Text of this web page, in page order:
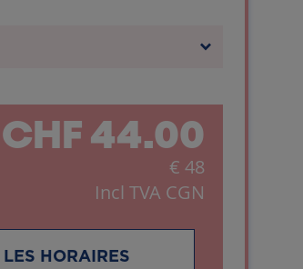
CHF44.00
€ 48
Incl TVA CGN
LES HORAIRES